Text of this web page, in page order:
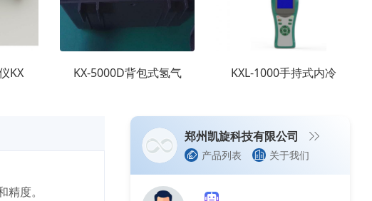
KX KX-5000D背包式氢气 KXL-1000手持式内冷
度。
郑州凯旋科技有限公司
产品列表 关于我们